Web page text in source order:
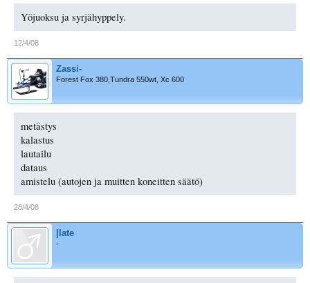
Yöjuoksu ja syrjähyppely.
12/4/08
Zassi-
Forest Fox 380,Tundra 550wt, Xc 600
metästys
kalastus
lautailu
dataus
amistelu (autojen ja muitten koneitten säätö)
28/4/08
|late
-